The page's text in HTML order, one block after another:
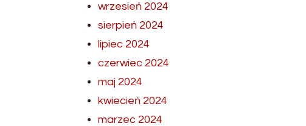
wrzesień 2024
sierpień 2024
lipiec 2024
czerwiec 2024
maj 2024
kwiecień 2024
marzec 2024